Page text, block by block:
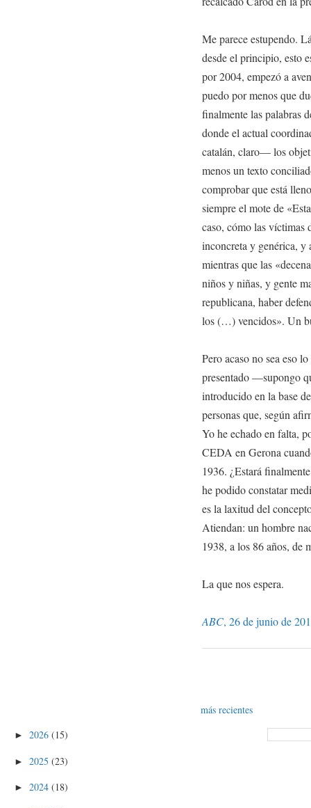
Me parece estupendo.
desde el principio, esto
por 2004, empezó a
puedo por menos que
finalmente las palabras
donde el actual
catalán, claro— los
menos un texto
comprobar que está
siempre el mote de
caso, cómo las víctimas
inconcreta y genérica, y
mientras que las
niños y niñas, y gente
republicana, haber
los (…) vencidos». Un
Pero acaso no sea eso
presentado —supongo
introducido en la base
personas que, según
Yo he echado en falta,
CEDA en Gerona
1936. ¿Estará
he podido constatar
es la laxitud del
Atiendan: un hombre
1938, a los 86 años, de
La que nos espera.
ABC, 26 de junio de
más recientes
► 2026 (15)
► 2025 (23)
► 2024 (18)